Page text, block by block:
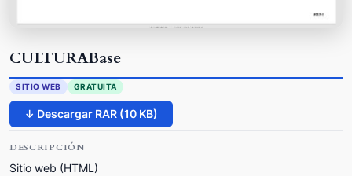
CULTURABase
SITIO WEB GRATUITA
↓ Descargar RAR (10 KB)
DESCRIPCIÓN
Sitio web (HTML)